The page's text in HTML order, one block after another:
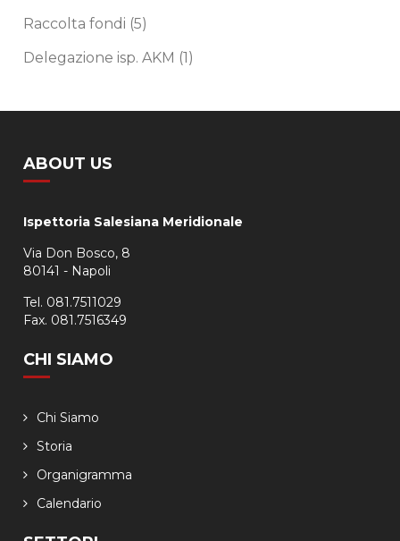
Raccolta fondi (5)
Delegazione isp. AKM (1)
ABOUT US
Ispettoria Salesiana Meridionale
Via Don Bosco, 8
80141 - Napoli
Tel. 081.7511029
Fax. 081.7516349
CHI SIAMO
Chi Siamo
Storia
Organigramma
Calendario